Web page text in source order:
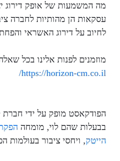
מה המשמעות של אופק דירוג
עסקאות הן מהותיות לחברה
לחיוב על דירוג האשראי
מוזמנים לפנות אלינו בכל
https://horizon-cm.co.il/
הפודקאסט מופק על ידי חברת
בבעלות שהם לוי, מומחה
הייטק⁠⁠⁠, ויחסי ציבור בעולמות